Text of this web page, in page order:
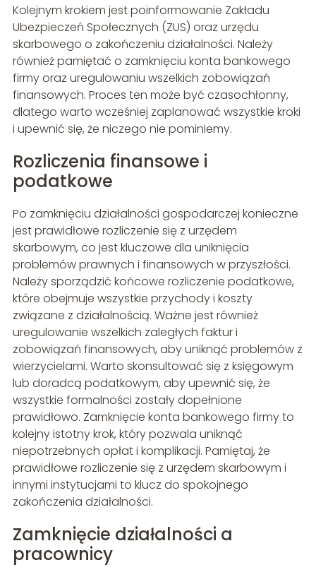
Kolejnym krokiem jest poinformowanie Zakładu
Ubezpieczeń Społecznych (ZUS) oraz urzędu
skarbowego o zakończeniu działalności. Należy
również pamiętać o zamknięciu konta bankowego
firmy oraz uregulowaniu wszelkich zobowiązań
finansowych. Proces ten może być czasochłonny,
dlatego warto wcześniej zaplanować wszystkie kroki
i upewnić się, że niczego nie pominiemy.
Rozliczenia finansowe i
podatkowe
Po zamknięciu działalności gospodarczej konieczne
jest prawidłowe rozliczenie się z urzędem
skarbowym, co jest kluczowe dla uniknięcia
problemów prawnych i finansowych w przyszłości.
Należy sporządzić końcowe rozliczenie podatkowe,
które obejmuje wszystkie przychody i koszty
związane z działalnością. Ważne jest również
uregulowanie wszelkich zaległych faktur i
zobowiązań finansowych, aby uniknąć problemów z
wierzycielami. Warto skonsultować się z księgowym
lub doradcą podatkowym, aby upewnić się, że
wszystkie formalności zostały dopełnione
prawidłowo. Zamknięcie konta bankowego firmy to
kolejny istotny krok, który pozwala uniknąć
niepotrzebnych opłat i komplikacji. Pamiętaj, że
prawidłowe rozliczenie się z urzędem skarbowym i
innymi instytucjami to klucz do spokojnego
zakończenia działalności.
Zamknięcie działalności a
pracownicy